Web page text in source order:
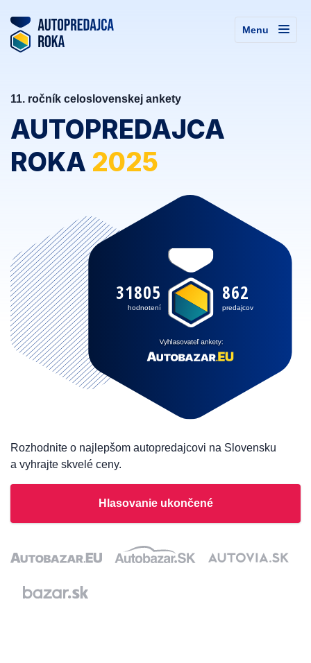
Menu
11. ročník celoslovenskej ankety
AUTOPREDAJCA
ROKA 2025
862
predajcov
31805
hodnotení
Rozhodnite o najlepšom autopredajcovi na Slovensku
a vyhrajte skvelé ceny.
Hlasovanie ukončené